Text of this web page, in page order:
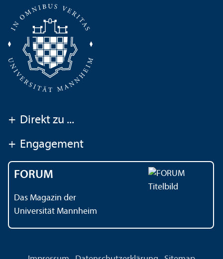
+ Direkt zu ...
+ Engagement
FORUM
Das Magazin der
Universität Mannheim